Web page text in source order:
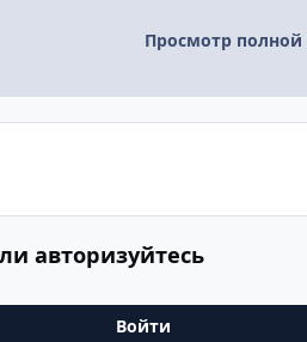
Просмотр
авторизуйтесь
Войти